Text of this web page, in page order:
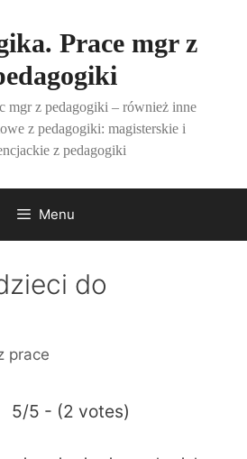
Prace mgr z
mgr z pedagogiki – również inne
z pedagogiki: magisterskie i
z pedagogiki
Menu
do
prace
5/5 - (2 votes)